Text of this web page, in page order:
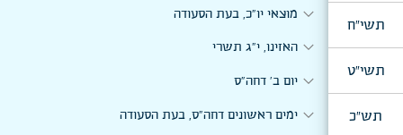
תשי"ח
תשי"ט
תש"כ
expand_more מוצאי יו"כ, בעת הסעודה
expand_moreהאזינו, י"ג תשרי
expand_moreיום ב' דחה"ס
expand_moreימים ראשונים דחה"ס, בעת הסעודה